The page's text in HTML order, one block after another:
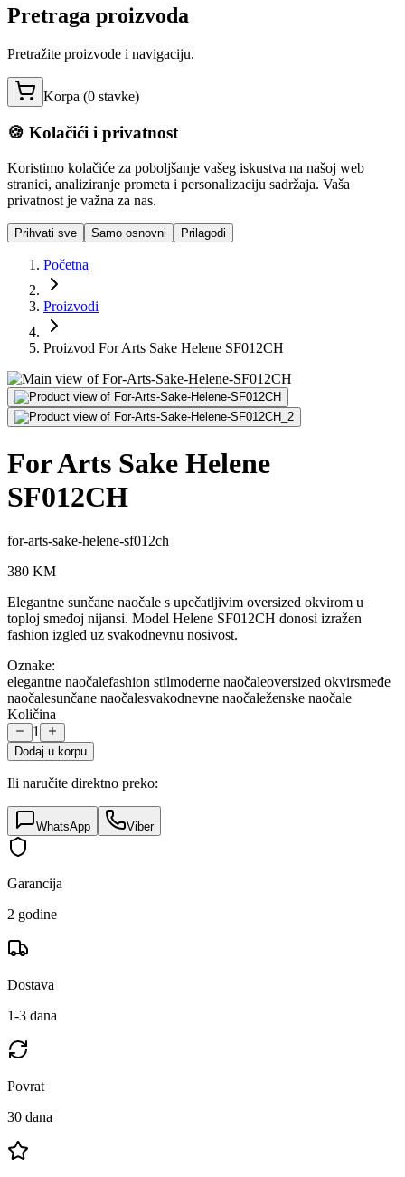
Pretraga proizvoda
Pretražite proizvode i navigaciju.
Korpa (0 stavke)
🍪 Kolačići i privatnost
Koristimo kolačiće za poboljšanje vašeg iskustva na našoj web
stranici, analiziranje prometa i personalizaciju sadržaja. Vaša
privatnost je važna za nas.
Prihvati sve Samo osnovni Prilagodi
Početna
Proizvodi
Proizvod For Arts Sake Helene SF012CH
For Arts Sake Helene
SF012CH
for-arts-sake-helene-sf012ch
380 KM
Elegantne sunčane naočale s upečatljivim oversized okvirom u
toploj smeđoj nijansi. Model Helene SF012CH donosi izražen
fashion izgled uz svakodnevnu nosivost.
Oznake:
elegantne naočalefashion stilmoderne naočaleoversized okvirsmeđe
naočalesunčane naočalesvakodnevne naočaleženske naočale
Količina
1
Dodaj u korpu
Ili naručite direktno preko:
WhatsApp Viber
Garancija
2 godine
Dostava
1-3 dana
Povrat
30 dana